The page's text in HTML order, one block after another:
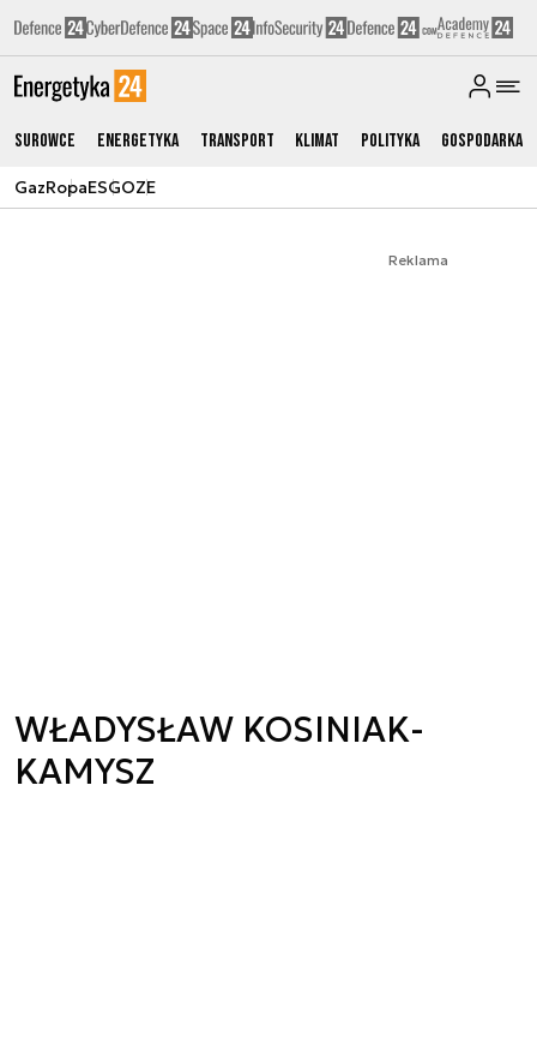
Surowce Energetyka Transport Klimat Polityka Gospodarka
GazRopaESGOZE
Reklama
WŁADYSŁAW KOSINIAK-
KAMYSZ